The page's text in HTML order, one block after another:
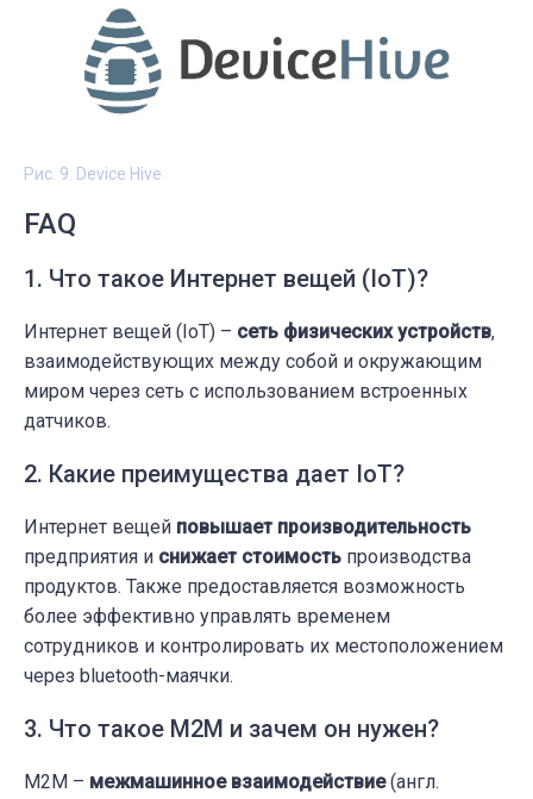
Рис. 9. Device Hive
FAQ
1. Что такое Интернет вещей (IoT)?
Интернет вещей (IoT) – сеть физических устройств,
взаимодействующих между собой и окружающим
миром через сеть с использованием встроенных
датчиков.
2. Какие преимущества дает IoT?
Интернет вещей повышает производительность
предприятия и снижает стоимость производства
продуктов. Также предоставляется возможность
более эффективно управлять временем
сотрудников и контролировать их местоположением
через bluetooth-маячки.
3. Что такое M2M и зачем он нужен?
M2M – межмашинное взаимодействие(англ.